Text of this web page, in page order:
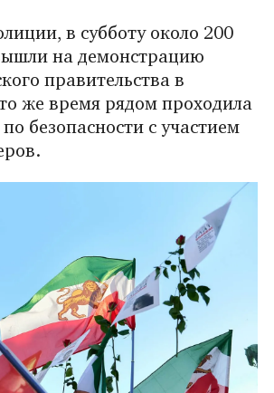
в субботу около 200
на демонстрацию
правительства в
же время рядом проходила
безопасности с участием